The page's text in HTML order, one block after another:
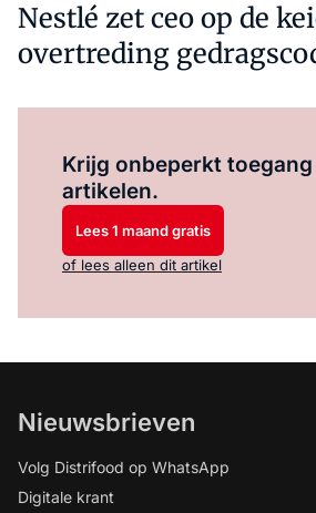
Nestlé zet ceo op de
overtreding
Krijg onbeperkt
artikelen.
Lees 1 maand gratis
of lees alleen dit artikel
Nieuwsbrieven
Volg Distrifood op WhatsApp
Digitale krant